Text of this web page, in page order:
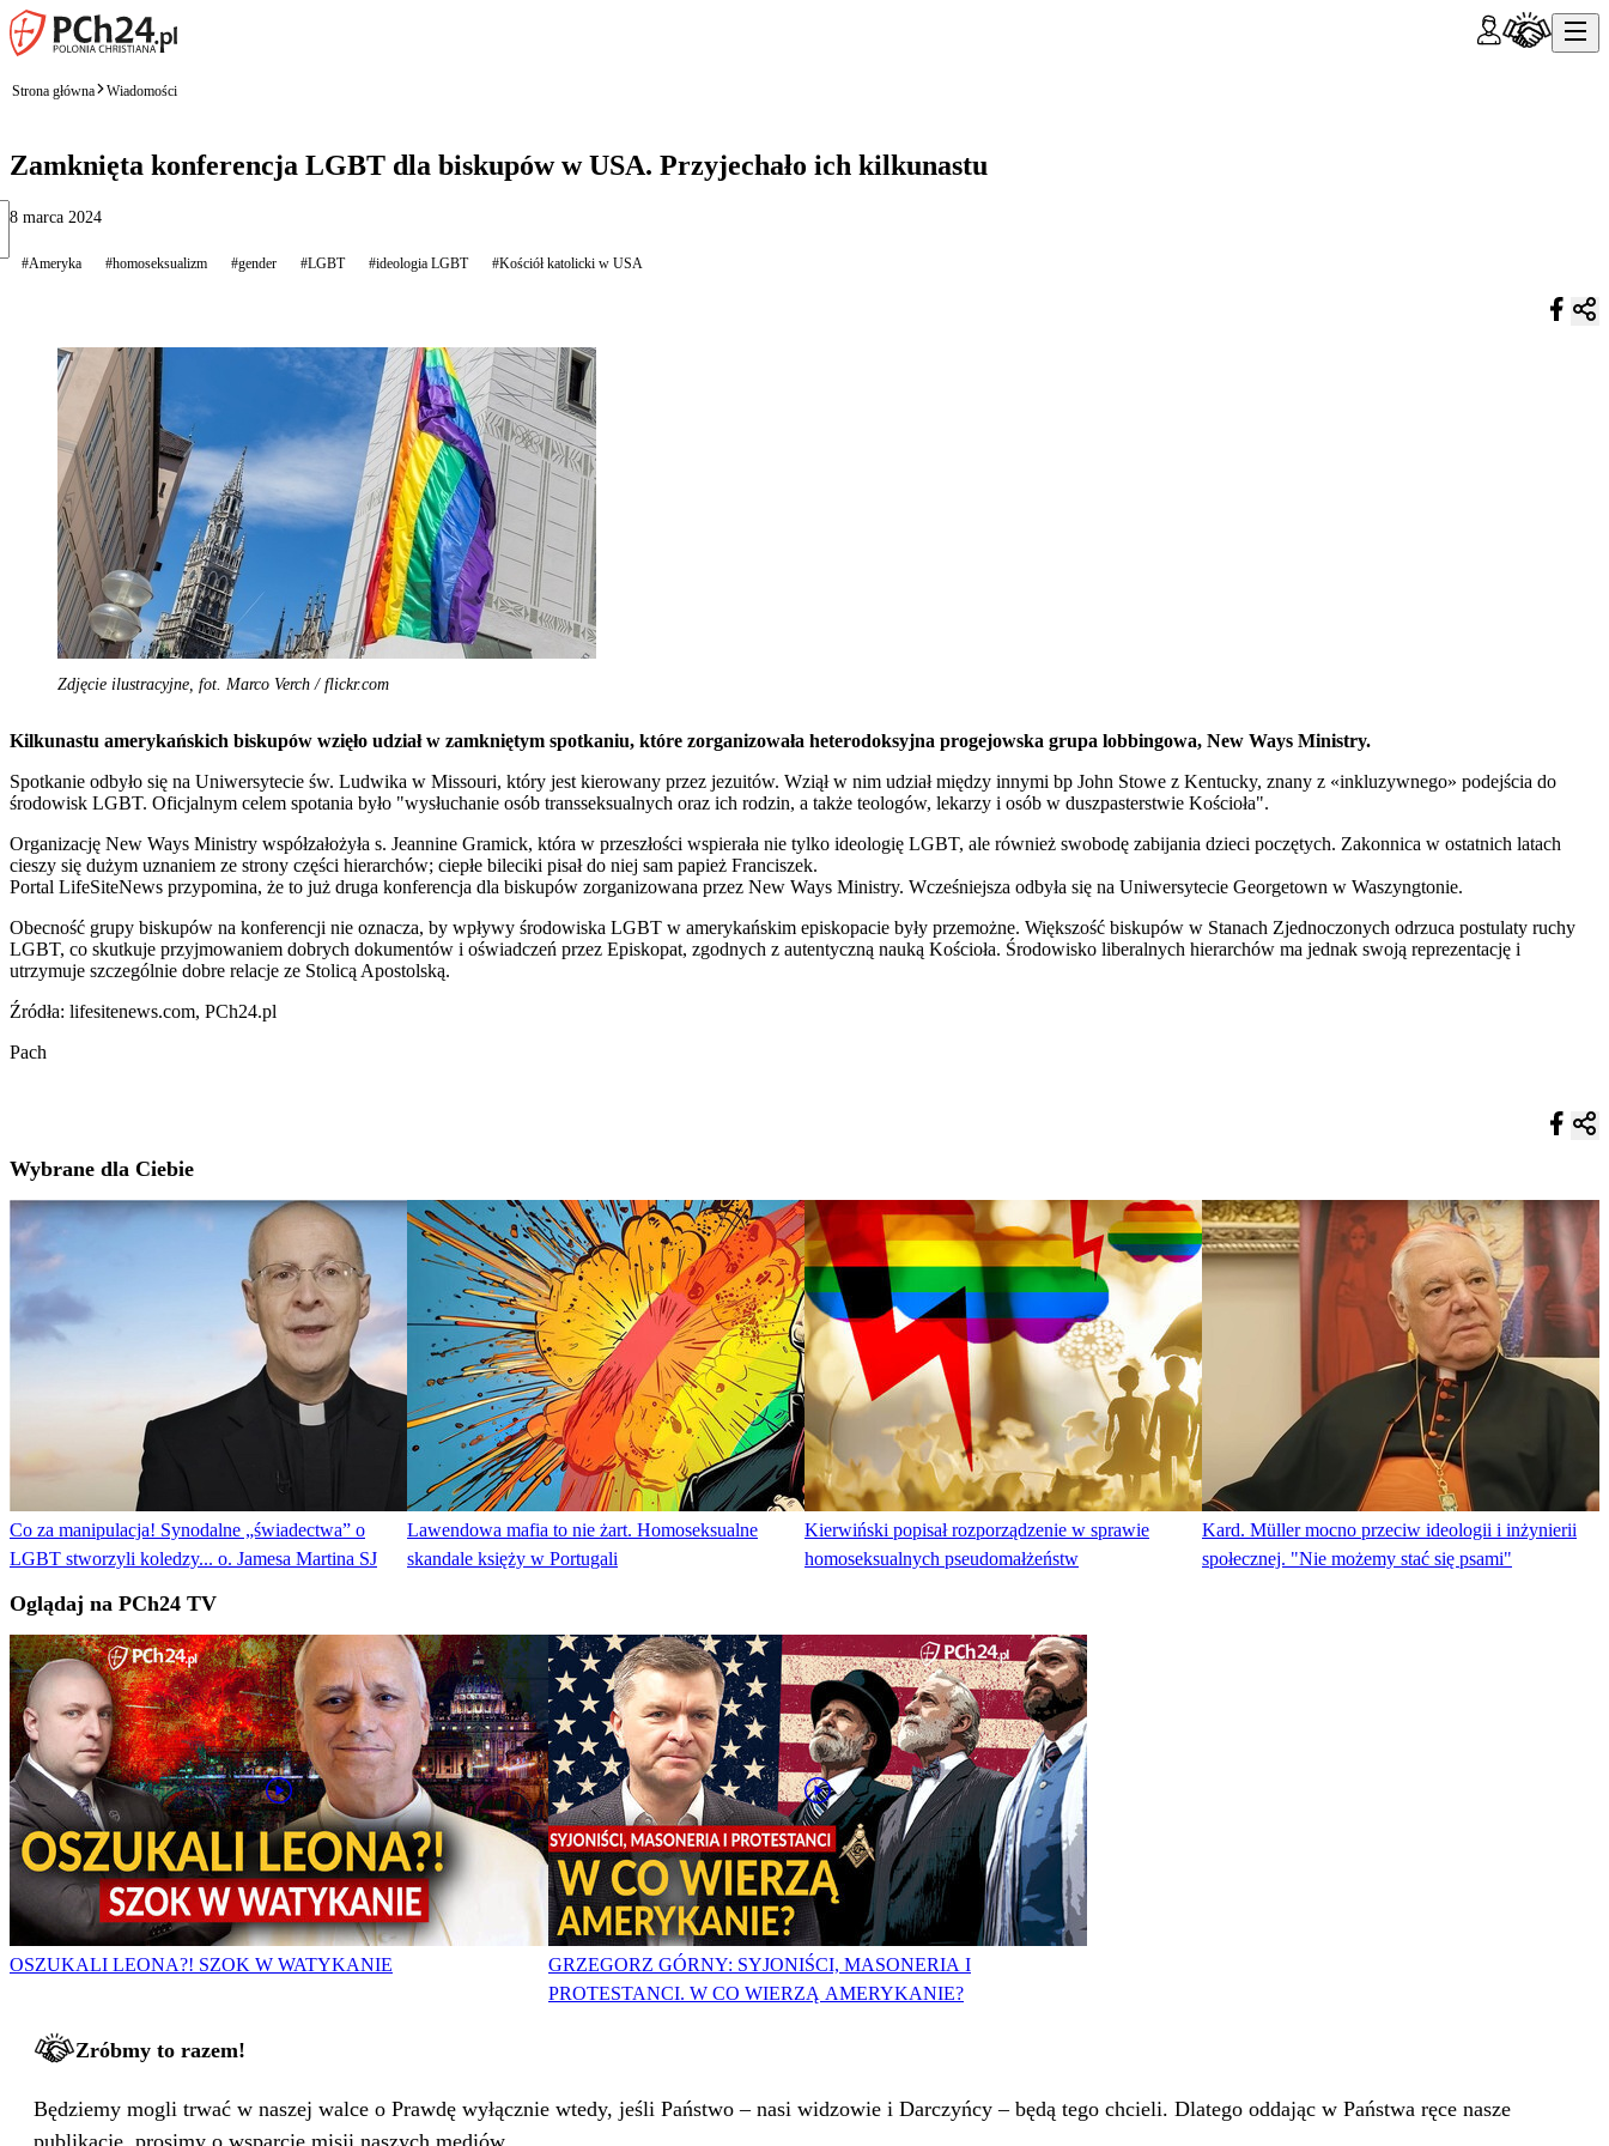
Strona główna Wiadomości
Zamknięta konferencja LGBT dla biskupów w USA. Przyjechało ich kilkunastu
8 marca 2024
#Ameryka #homoseksualizm #gender #LGBT #ideologia LGBT #Kościół katolicki w USA
Zdjęcie ilustracyjne, fot. Marco Verch / flickr.com
Kilkunastu amerykańskich biskupów wzięło udział w zamkniętym spotkaniu, które zorganizowała heterodoksyjna progejowska grupa lobbingowa, New Ways Ministry.
Spotkanie odbyło się na Uniwersytecie św. Ludwika w Missouri, który jest kierowany przez jezuitów. Wziął w nim udział między innymi bp John Stowe z Kentucky, znany z «inkluzywnego» podejścia do
środowisk LGBT. Oficjalnym celem spotania było "wysłuchanie osób transseksualnych oraz ich rodzin, a także teologów, lekarzy i osób w duszpasterstwie Kościoła".
Organizację New Ways Ministry współzałożyła s. Jeannine Gramick, która w przeszłości wspierała nie tylko ideologię LGBT, ale również swobodę zabijania dzieci poczętych. Zakonnica w ostatnich latach
cieszy się dużym uznaniem ze strony części hierarchów; ciepłe bileciki pisał do niej sam papież Franciszek.
Portal LifeSiteNews przypomina, że to już druga konferencja dla biskupów zorganizowana przez New Ways Ministry. Wcześniejsza odbyła się na Uniwersytecie Georgetown w Waszyngtonie.
Obecność grupy biskupów na konferencji nie oznacza, by wpływy środowiska LGBT w amerykańskim episkopacie były przemożne. Większość biskupów w Stanach Zjednoczonych odrzuca postulaty ruchy
LGBT, co skutkuje przyjmowaniem dobrych dokumentów i oświadczeń przez Episkopat, zgodnych z autentyczną nauką Kościoła. Środowisko liberalnych hierarchów ma jednak swoją reprezentację i
utrzymuje szczególnie dobre relacje ze Stolicą Apostolską.
Źródła: lifesitenews.com, PCh24.pl
Pach
Wybrane dla Ciebie
Co za manipulacja! Synodalne „świadectwa” o
LGBT stworzyli koledzy... o. Jamesa Martina SJ
Lawendowa mafia to nie żart. Homoseksualne
skandale księży w Portugali
Kierwiński popisał rozporządzenie w sprawie
homoseksualnych pseudomałżeństw
Kard. Müller mocno przeciw ideologii i inżynierii
społecznej. "Nie możemy stać się psami"
Oglądaj na PCh24 TV
OSZUKALI LEONA?! SZOK W WATYKANIE
GRZEGORZ GÓRNY: SYJONIŚCI, MASONERIA I
PROTESTANCI. W CO WIERZĄ AMERYKANIE?
Zróbmy to razem!
Będziemy mogli trwać w naszej walce o Prawdę wyłącznie wtedy, jeśli Państwo – nasi widzowie i Darczyńcy – będą tego chcieli. Dlatego oddając w Państwa ręce nasze